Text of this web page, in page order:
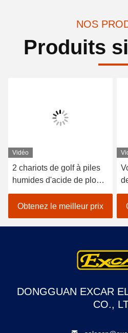
NOS
Produits
Vidéo
2 chariots de golf à piles
humides d'acide de plomb
de sièges/golf avec des
erreurs électrique de
voiture
Obtenez le meilleur prix
DONGGUAN EXCAR
CO.,